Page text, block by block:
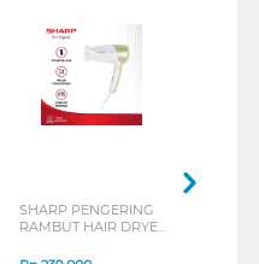
SHARP PENGERING
RAMBUT HAIR DRYER